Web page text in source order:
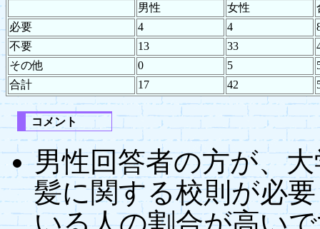
男性 女性
必要
4 4
不要
13 33
その他
0 5
合計
17 42
コメント
男性回答者の方が、
髪に関する校則が必